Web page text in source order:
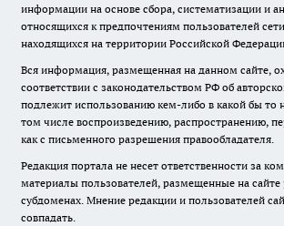
информации на основе сбора, систематизации и
относящихся к предпочтениям пользователей
находящихся на территории Российской
Вся информация, размещенная на данном сайте,
соответствии с законодательством РФ об
подлежит использованию кем-либо в какой бы то
том числе воспроизведению, распространению,
как с письменного разрешения правообладателя.
Редакция портала не несет ответственности за
материалы пользователей, размещенные на сайте
субдоменах. Мнение редакции и пользователей
совпадать.